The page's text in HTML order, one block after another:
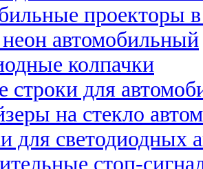
проекторы
автомобильный
колпачки
строки для
на стекло
для светодиодных
стоп-